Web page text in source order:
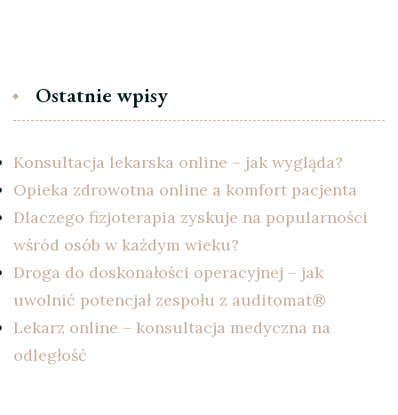
Ostatnie wpisy
Konsultacja lekarska online – jak wygląda?
Opieka zdrowotna online a komfort pacjenta
Dlaczego fizjoterapia zyskuje na popularności
wśród osób w każdym wieku?
Droga do doskonałości operacyjnej – jak
uwolnić potencjał zespołu z auditomat®
Lekarz online – konsultacja medyczna na
odległość